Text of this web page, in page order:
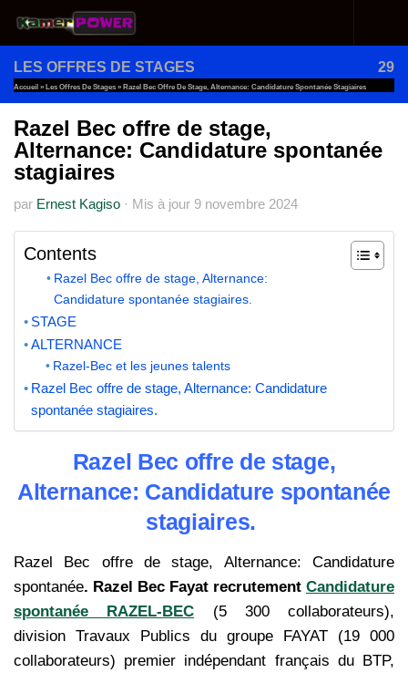
Au dessous du contenu
LES OFFRES DE STAGES 29
Accueil » Les Offres De Stages » Razel Bec Offre De Stage, Alternance: Candidature Spontanée Stagiaires
Razel Bec offre de stage,
Alternance: Candidature spontanée
stagiaires
par Ernest Kagiso · Mis à jour 9 novembre 2024
Contents
Razel Bec offre de stage, Alternance:
Candidature spontanée stagiaires.
STAGE
ALTERNANCE
Razel-Bec et les jeunes talents
Razel Bec offre de stage, Alternance: Candidature
spontanée stagiaires.
Razel Bec offre de stage,
Alternance: Candidature spontanée
stagiaires.
Razel Bec offre de stage, Alternance: Candidature
spontanée. Razel Bec Fayat recrutement Candidature
spontanée RAZEL-BEC
(5 300 collaborateurs),
division Travaux Publics du groupe FAYAT (19 000
collaborateurs) premier indépendant français du BTP,